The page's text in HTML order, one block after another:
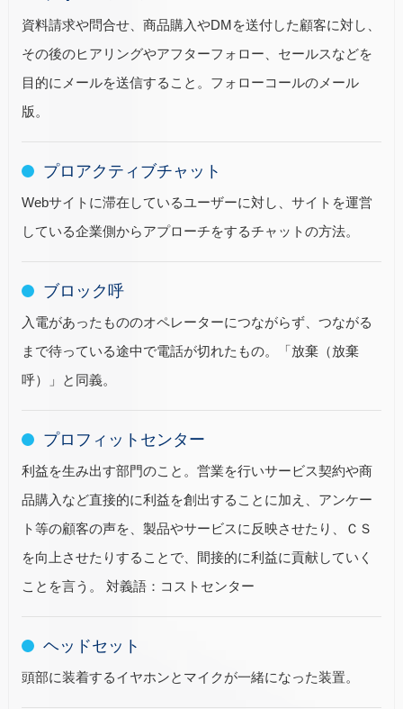
資料請求や問合せ、商品購入やDMを送付した顧客に対し、
その後のヒアリングやアフターフォロー、セールスなどを
目的にメールを送信すること。フォローコールのメール
版。
プロアクティブチャット
Webサイトに滞在しているユーザーに対し、サイトを運営
している企業側からアプローチをするチャットの方法。
ブロック呼
入電があったもののオペレーターにつながらず、つながる
まで待っている途中で電話が切れたもの。「放棄（放棄
呼）」と同義。
プロフィットセンター
利益を生み出す部門のこと。営業を行いサービス契約や商
品購入など直接的に利益を創出することに加え、アンケー
ト等の顧客の声を、製品やサービスに反映させたり、ＣＳ
を向上させたりすることで、間接的に利益に貢献していく
ことを言う。 対義語：コストセンター
ヘッドセット
頭部に装着するイヤホンとマイクが一緒になった装置。